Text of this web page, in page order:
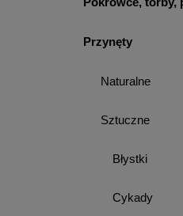
Przynęty
Naturalne
Sztuczne
Błystki
Cykady